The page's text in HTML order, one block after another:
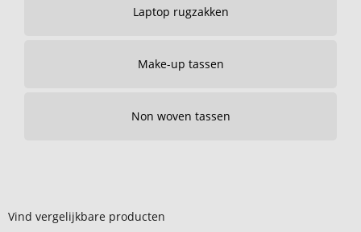
Laptop rugzakken
Make-up tassen
Non woven tassen
Vind vergelijkbare producten